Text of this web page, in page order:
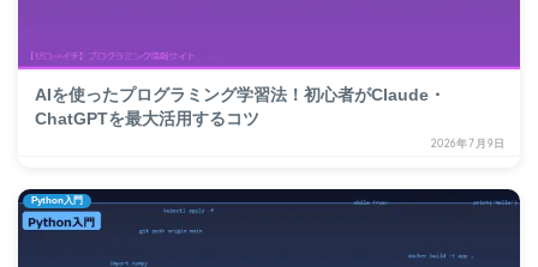
AIを使ったプログラミング学習法！初心者がClaude・
ChatGPTを最大活用するコツ
2026年7月9日
Python入門